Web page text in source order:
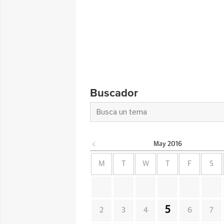
Buscador
May 2016
M W F S
2 3 4 5 6 7